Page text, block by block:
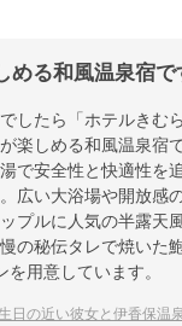
る和風温泉宿で
したら「ホテルきむ
楽しめる和風温泉宿
で安全性と快適性を
広い大浴場や開放感
プルに人気の半露天
の秘伝タレで焼いた
用意しています。
の近い彼女と伊香保温泉デート。高級感ある